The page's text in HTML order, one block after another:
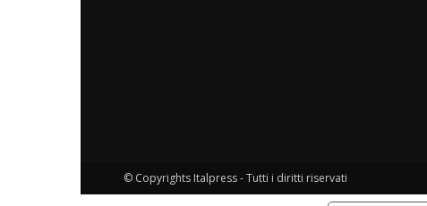
© Copyrights Italpress - Tutti i diritti riservati